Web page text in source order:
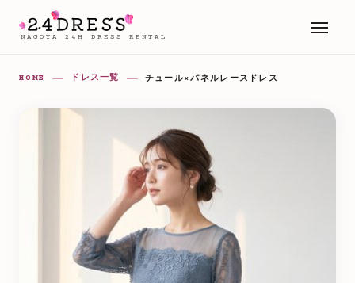
NAGOYA 24H DRESS RENTAL
HOME ドレス一覧 チュール×パネルレースドレス